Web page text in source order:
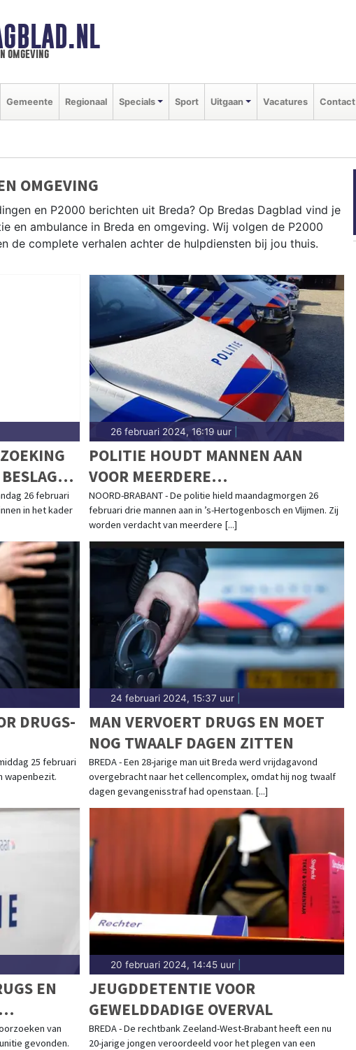
omgeving
Gemeente Regionaal Specials Sport Uitgaan Vacatures Contact
OMGEVING
en P2000 berichten uit Breda? Op Bredas Dagblad vind je
en ambulance in Breda en omgeving. Wij volgen de P2000
de complete verhalen achter de hulpdiensten bij jou thuis.
tot meldingen in wijken als Bavel, Prinsenbeek, Hoge Vucht
26 februari
in het kader
26 februari 2024, 16:19 uur|
POLITIE HOUDT MANNEN AAN
VOOR MEERDERE
BEDRIJFSINBRAKEN
NOORD-BRABANT - De politie hield maandagmorgen 26
februari drie mannen aan in ’s-Hertogenbosch en Vlijmen. Zij
worden verdacht van meerdere [...]
DRUGS-
25 februari
wapenbezit.
24 februari 2024, 15:37 uur|
MAN VERVOERT DRUGS EN MOET
NOG TWAALF DAGEN ZITTEN
BREDA - Een 28-jarige man uit Breda werd vrijdagavond
overgebracht naar het cellencomplex, omdat hij nog twaalf
dagen gevangenisstraf had openstaan. [...]
EN
van
gevonden.
20 februari 2024, 14:45 uur|
JEUGDDETENTIE VOOR
GEWELDDADIGE OVERVAL
BREDA - De rechtbank Zeeland-West-Brabant heeft een nu
20-jarige jongen veroordeeld voor het plegen van een